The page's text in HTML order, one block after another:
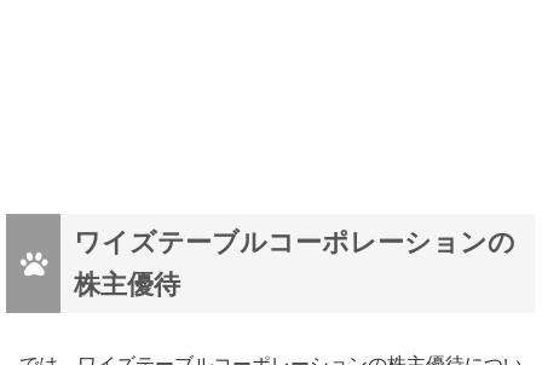
ワイズテーブルコーポレーションの
株主優待